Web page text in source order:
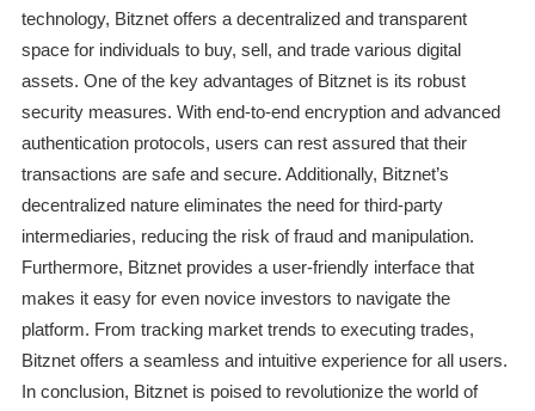
technology, Bitznet offers a decentralized and transparent
space for individuals to buy, sell, and trade various digital
assets. One of the key advantages of Bitznet is its robust
security measures. With end-to-end encryption and advanced
authentication protocols, users can rest assured that their
transactions are safe and secure. Additionally, Bitznet’s
decentralized nature eliminates the need for third-party
intermediaries, reducing the risk of fraud and manipulation.
Furthermore, Bitznet provides a user-friendly interface that
makes it easy for even novice investors to navigate the
platform. From tracking market trends to executing trades,
Bitznet offers a seamless and intuitive experience for all users.
In conclusion, Bitznet is poised to revolutionize the world of